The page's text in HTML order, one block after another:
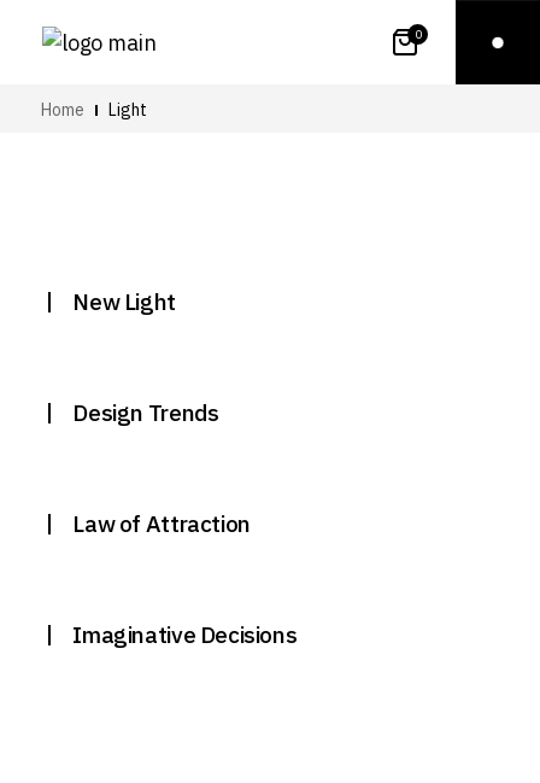
0
Home Light
New Light
Design Trends
Law of Attraction
Imaginative Decisions